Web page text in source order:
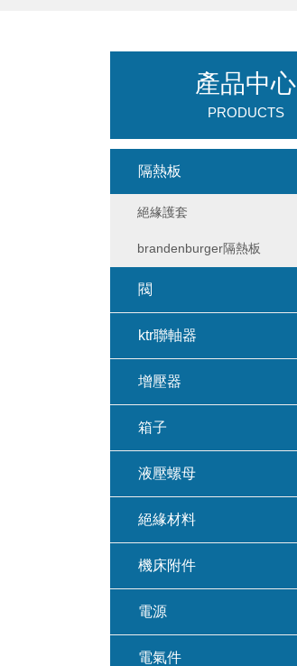
產品中心
PRODUCTS
隔熱板
絕緣護套
brandenburger隔熱板
閥
ktr聯軸器
增壓器
箱子
液壓螺母
絕緣材料
機床附件
電源
電氣件